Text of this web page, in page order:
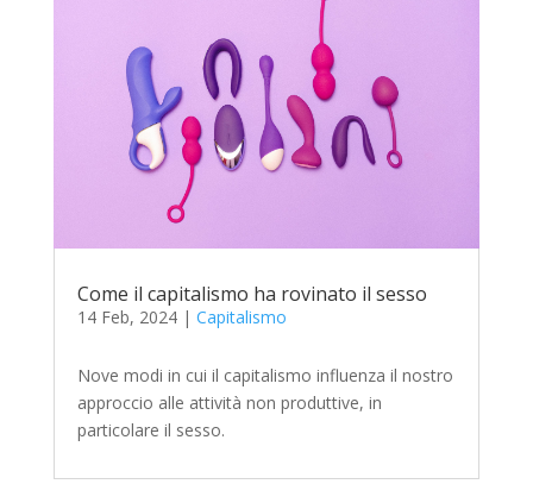
Come il capitalismo ha rovinato il sesso
14 Feb, 2024| Capitalismo
Nove modi in cui il capitalismo influenza il nostro
approccio alle attività non produttive, in
particolare il sesso.